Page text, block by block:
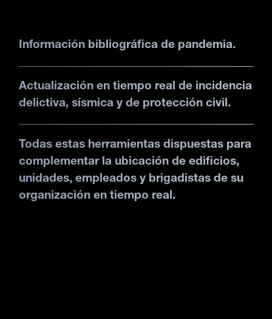
Información bibliográfica de pandemia.
Actualización en tiempo real de incidencia
delictiva, sísmica y de protección civil.
Todas estas herramientas dispuestas para
complementar la ubicación de edificios,
unidades, empleados y brigadistas de su
organización en tiempo real.